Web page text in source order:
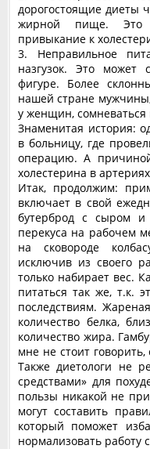
дорогостоящие диеты
жирной пище. Это
привыкание к
3. Неправильное
назгузок. Это может
фигуре. Более
нашей стране мужчины,
у женщин, сомневаться
Знаменитая история:
в больницу, где
операцию. А
холестерина в
Итак, продолжим:
включает в свой
бутерброд с сыром и
перекуса на рабочем
на сковороде
исключив из своего
только набирает вес.
питаться так же, т.к.
последствиям.
количество белка,
количество жира.
мне не стоит
Также диетологи не
средствами» для
пользы никакой не
могут составить
который поможет
нормализовать работу